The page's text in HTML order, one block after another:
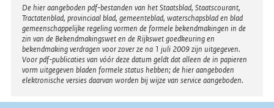
Disclaimer
De hier aangeboden pdf-bestanden van het Staatsblad, Staatscourant,
Tractatenblad, provinciaal blad, gemeenteblad, waterschapsblad en blad
gemeenschappelijke regeling vormen de formele bekendmakingen in de
zin van de Bekendmakingswet en de Rijkswet goedkeuring en
bekendmaking verdragen voor zover ze na 1 juli 2009 zijn uitgegeven.
Voor pdf-publicaties van vóór deze datum geldt dat alleen de in papieren
vorm uitgegeven bladen formele status hebben; de hier aangeboden
elektronische versies daarvan worden bij wijze van service aangeboden.